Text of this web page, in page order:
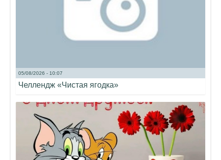
05/08/2026 - 10:07
Челлендж «Чистая ягодка»